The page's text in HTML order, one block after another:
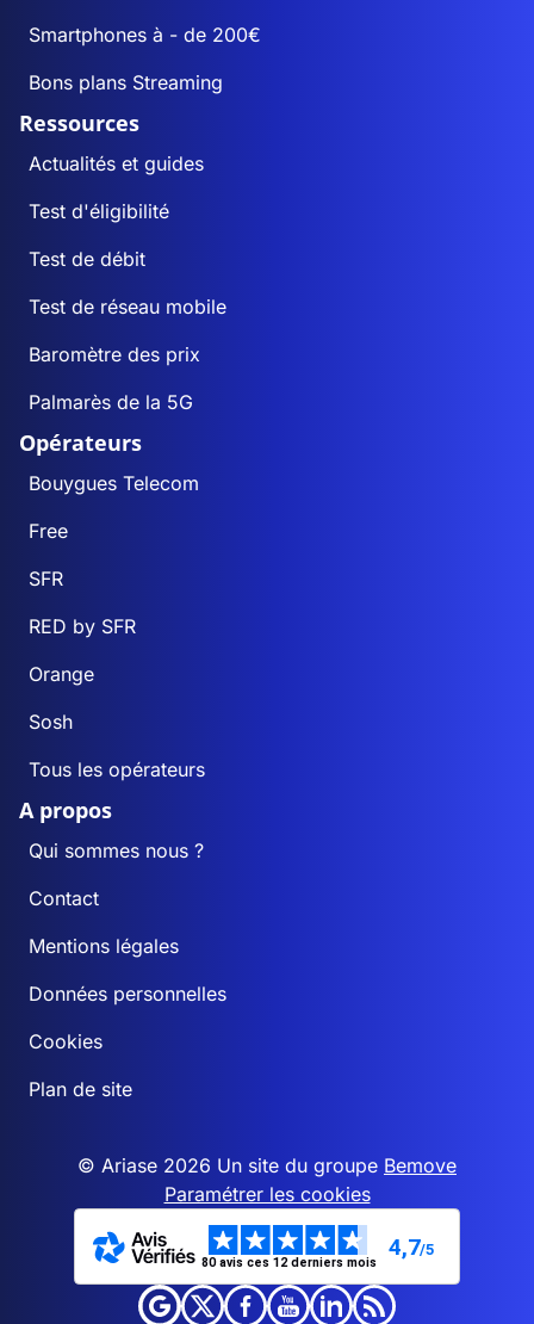
Smartphones à - de 200€
Bons plans Streaming
Ressources
Actualités et guides
Test d'éligibilité
Test de débit
Test de réseau mobile
Baromètre des prix
Palmarès de la 5G
Opérateurs
Bouygues Telecom
Free
SFR
RED by SFR
Orange
Sosh
Tous les opérateurs
A propos
Qui sommes nous ?
Contact
Mentions légales
Données personnelles
Cookies
Plan de site
© Ariase 2026 Un site du groupe Bemove
Paramétrer les cookies
80 avis ces 12 derniers mois
4,7/5